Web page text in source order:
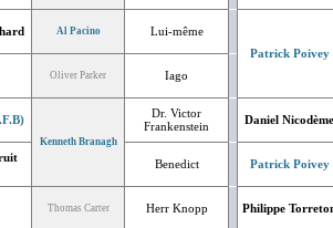
Al Pacino
Lui-même
Patrick Poivey
Oliver Parker Iago
Kenneth Branagh
Dr. Victor
Frankenstein
Daniel Nicodème
Benedict Patrick Poivey
Thomas Carter Herr Knopp Philippe